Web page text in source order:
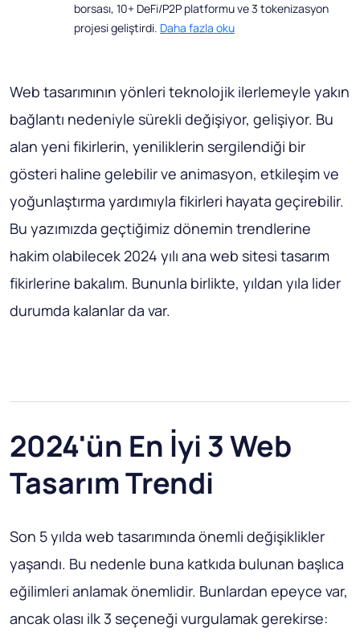
borsası, 10+ DeFi/P2P platformu ve 3 tokenizasyon
projesi geliştirdi. Daha fazla oku
Web tasarımının yönleri teknolojik ilerlemeyle yakın
bağlantı nedeniyle sürekli değişiyor, gelişiyor. Bu
alan yeni fikirlerin, yeniliklerin sergilendiği bir
gösteri haline gelebilir ve animasyon, etkileşim ve
yoğunlaştırma yardımıyla fikirleri hayata geçirebilir.
Bu yazımızda geçtiğimiz dönemin trendlerine
hakim olabilecek 2024 yılı ana web sitesi tasarım
fikirlerine bakalım. Bununla birlikte, yıldan yıla lider
durumda kalanlar da var.
2024'ün En İyi 3 Web
Tasarım Trendi
Son 5 yılda web tasarımında önemli değişiklikler
yaşandı. Bu nedenle buna katkıda bulunan başlıca
eğilimleri anlamak önemlidir. Bunlardan epeyce var,
ancak olası ilk 3 seçeneği vurgulamak gerekirse: